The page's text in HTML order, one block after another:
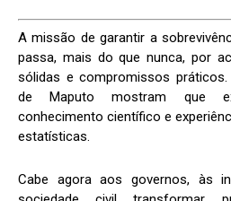
A missão de garantir a
passa, mais do que nunca, por
sólidas e compromissos
de Maputo mostram que
conhecimento científico e
estatísticas.
Cabe agora aos governos, às